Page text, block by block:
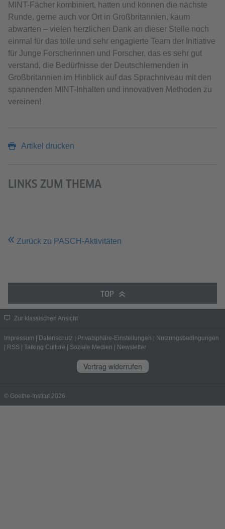
MINT-Fächer kombiniert, hatten und können die nächste
Runde, gerne auch vor Ort in Großbritannien, kaum
abwarten – vielen herzlichen Dank an dieser Stelle noch
einmal für das tolle und sehr engagierte Team der Initiative
für Junge Forscherinnen und Forscher, das es sehr gut
verstand, die Bedürfnisse der Deutschlernenden in
Großbritannien im Hinblick auf das Sprachniveau mit den
spannenden MINT-Inhalten und innovativen Methoden zu
vereinen!
Artikel drucken
LINKS ZUM THEMA
Zurück zu PASCH-Aktivitäten
TOP
Zur klassischen Ansicht
Impressum Datenschutz Privatsphäre-Einstellungen
Nutzungsbedingungen
RSS Talking Culture Soziale Medien Newsletter
Vertrag widerrufen
© Goethe-Institut 2026